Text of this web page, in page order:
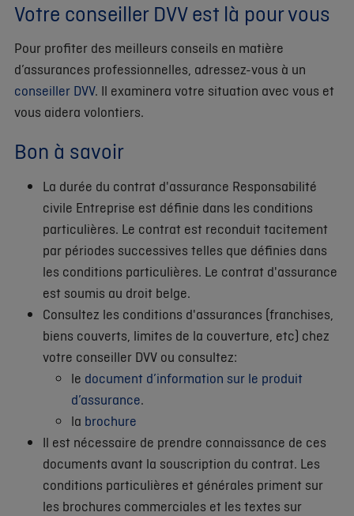
Votre conseiller DVV est là pour vous
Pour profiter des meilleurs conseils en matière
d’assurances professionnelles, adressez-vous à un
conseiller DVV. Il examinera votre situation avec vous et
vous aidera volontiers.
Bon à savoir
La durée du contrat d'assurance Responsabilité
civile Entreprise est définie dans les conditions
particulières. Le contrat est reconduit tacitement
par périodes successives telles que définies dans
les conditions particulières. Le contrat d'assurance
est soumis au droit belge.
Consultez les conditions d'assurances (franchises,
biens couverts, limites de la couverture, etc) chez
votre conseiller DVV ou consultez:
le document d’information sur le produit
d’assurance.
la brochure
Il est nécessaire de prendre connaissance de ces
documents avant la souscription du contrat. Les
conditions particulières et générales priment sur
les brochures commerciales et les textes sur